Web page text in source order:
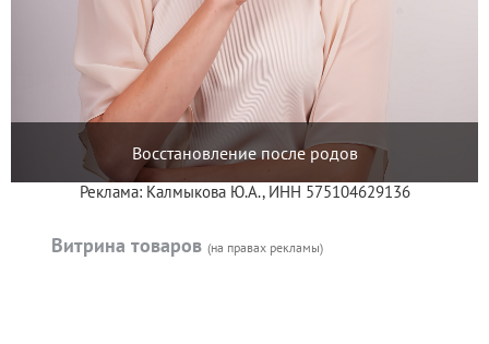
Восстановление после родов
Реклама: Калмыкова Ю.А., ИНН 575104629136
Витрина товаров (на правах рекламы)